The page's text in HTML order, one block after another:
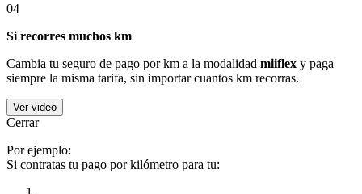
04
Si recorres muchos km
Cambia tu seguro de pago por km a la modalidad miiflex y paga
siempre la misma tarifa, sin importar cuantos km recorras.
Ver video
Cerrar
Por ejemplo:
Si contratas tu pago por kilómetro para tu: